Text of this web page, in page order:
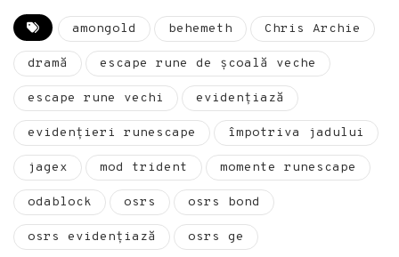
amongold behemeth Chris Archie
dramă escape rune de școală veche
escape rune vechi evidențiază
evidențieri runescape împotriva jadului
jagex mod trident momente runescape
odablock osrs osrs bond
osrs evidențiază osrs ge